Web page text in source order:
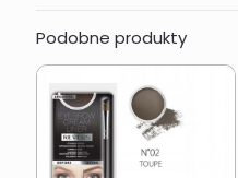
Podobne produkty